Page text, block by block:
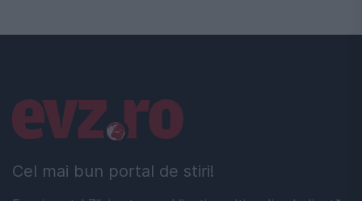
Cel mai bun portal de stiri!
Linkuri utile